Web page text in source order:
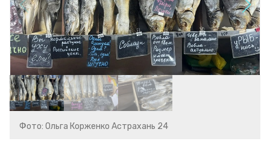
Фото: Ольга Корженко Астрахань 24